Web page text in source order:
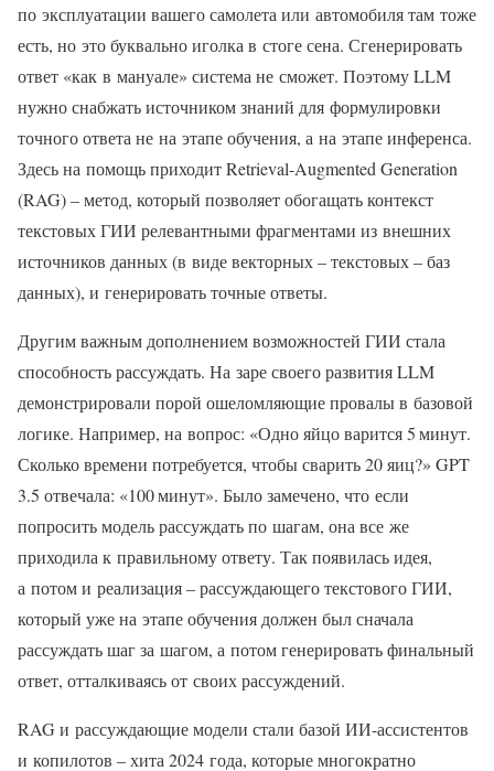
по эксплуатации вашего самолета или автомобиля там тоже
есть, но это буквально иголка в стоге сена. Сгенерировать
ответ «как в мануале» система не сможет. Поэтому LLM
нужно снабжать источником знаний для формулировки
точного ответа не на этапе обучения, а на этапе инференса.
Здесь на помощь приходит Retrieval-Augmented Generation
(RAG) – метод, который позволяет обогащать контекст
текстовых ГИИ релевантными фрагментами из внешних
источников данных (в виде векторных – текстовых – баз
данных), и генерировать точные ответы.
Другим важным дополнением возможностей ГИИ стала
способность рассуждать. На заре своего развития LLM
демонстрировали порой ошеломляющие провалы в базовой
логике. Например, на вопрос: «Одно яйцо варится 5 минут.
Сколько времени потребуется, чтобы сварить 20 яиц?» GPT
3.5 отвечала: «100 минут». Было замечено, что если
попросить модель рассуждать по шагам, она все же
приходила к правильному ответу. Так появилась идея,
а потом и реализация – рассуждающего текстового ГИИ,
который уже на этапе обучения должен был сначала
рассуждать шаг за шагом, а потом генерировать финальный
ответ, отталкиваясь от своих рассуждений.
RAG и рассуждающие модели стали базой ИИ-ассистентов
и копилотов – хита 2024 года, которые многократно